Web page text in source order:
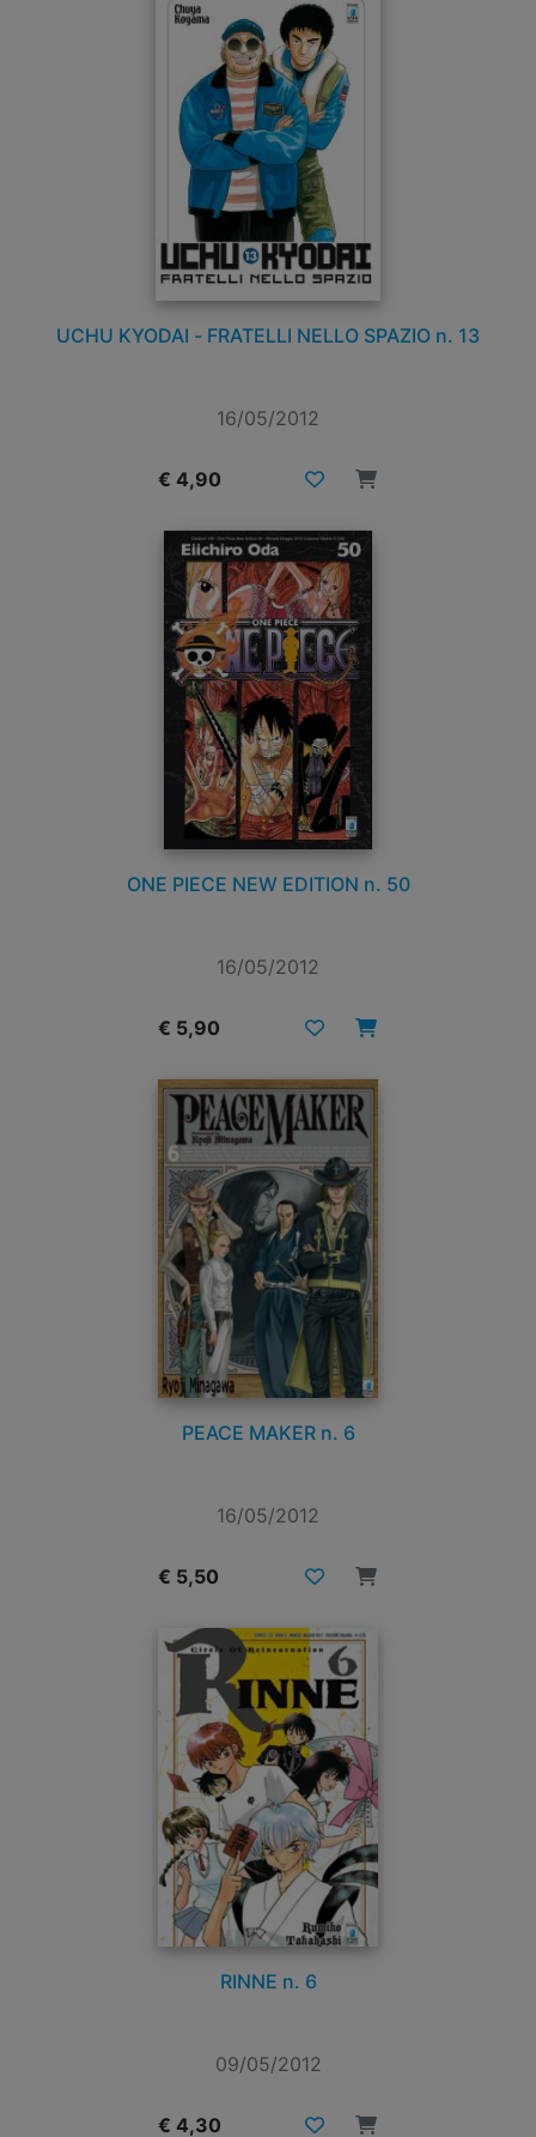
UCHU KYODAI - FRATELLI NELLO SPAZIO n. 13
16/05/2012
€ 4,90
ONE PIECE NEW EDITION n. 50
16/05/2012
€ 5,90
PEACE MAKER n. 6
16/05/2012
€ 5,50
RINNE n. 6
09/05/2012
€ 4,30